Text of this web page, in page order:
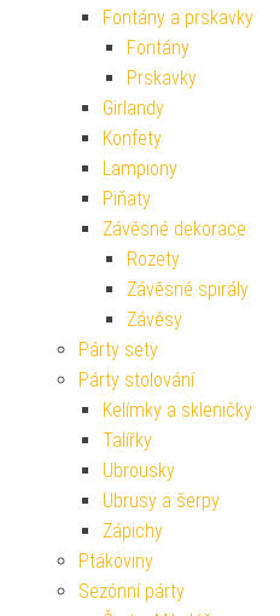
Fontány a prskavky
Fontány
Prskavky
Girlandy
Konfety
Lampiony
Piňaty
Závěsné dekorace
Rozety
Závěsné spirály
Závěsy
Párty sety
Párty stolování
Kelímky a skleničky
Talířky
Ubrousky
Ubrusy a šerpy
Zápichy
Ptákoviny
Sezónní párty